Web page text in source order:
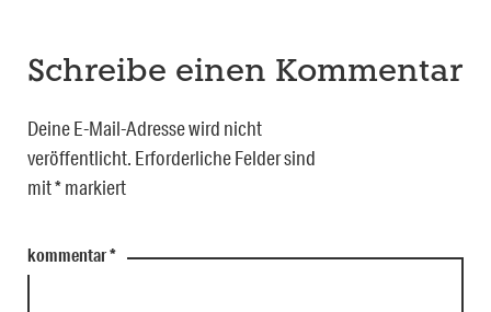
Schreibe einen Kommentar
Deine E-Mail-Adresse wird nicht
veröffentlicht. Erforderliche Felder sind
mit*markiert
kommentar*